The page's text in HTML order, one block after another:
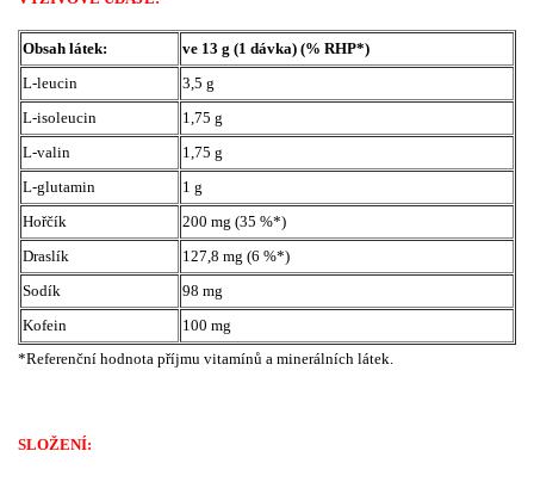
Obsah látek:
ve 13 g (1 dávka) (% RHP*)
L-leucin
3,5 g
L-isoleucin
1,75 g
L-valin
1,75 g
L-glutamin
1 g
Hořčík
200 mg (35 %*)
Draslík
127,8 mg (6 %*)
Sodík
98 mg
Kofein
100 mg
*Referenční hodnota příjmu vitamínů a minerálních látek.
SLOŽENÍ: